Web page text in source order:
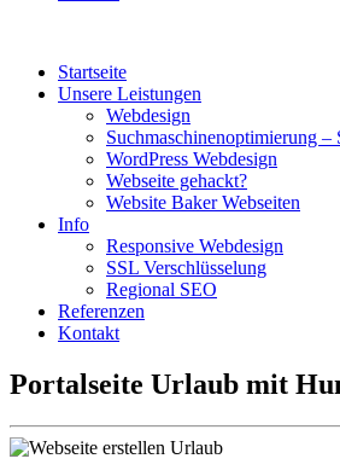
Startseite
Unsere Leistungen
Webdesign
Suchmaschinenoptimierung –
WordPress Webdesign
Webseite gehackt?
Website Baker Webseiten
Info
Responsive Webdesign
SSL Verschlüsselung
Regional SEO
Referenzen
Kontakt
Portalseite Urlaub mit